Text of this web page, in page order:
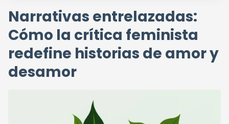
Narrativas entrelazadas:
Cómo la crítica feminista
redefine historias de amor y
desamor